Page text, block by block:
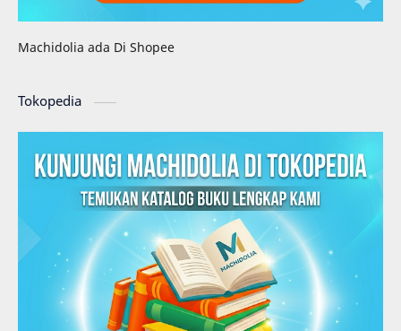
Machidolia ada Di Shopee
Tokopedia